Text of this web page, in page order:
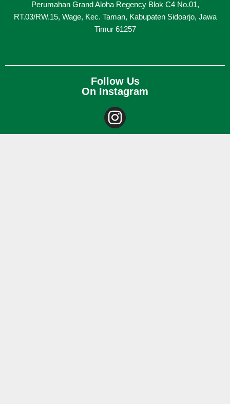
Perumahan Grand Aloha Regency Blok C4 No.01,
RT.03/RW.15, Wage, Kec. Taman, Kabupaten Sidoarjo, Jawa
Timur 61257
Follow Us
On Instagram